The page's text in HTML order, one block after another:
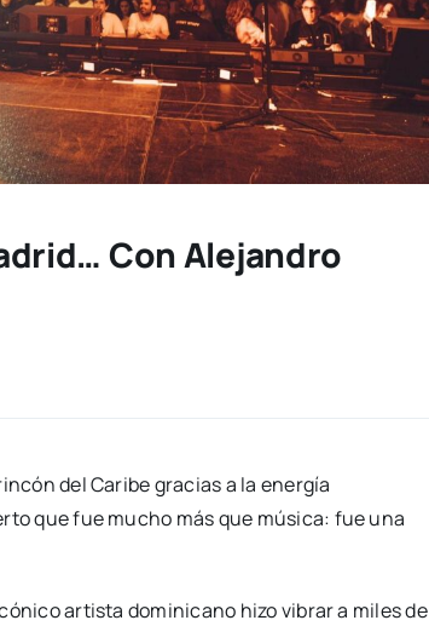
Con Alejandro
del Caribe gracias a la energía
que fue mucho más que música: fue una
artista dominicano hizo vibrar a miles de